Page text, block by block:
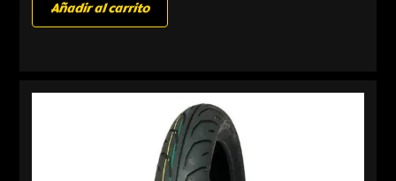
Añadir al carrito